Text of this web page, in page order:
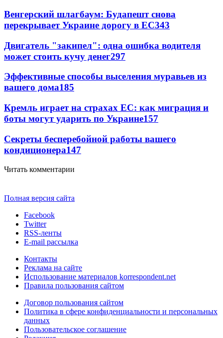
Венгерский шлагбаум: Будапешт снова
перекрывает Украине дорогу в ЕС343
Двигатель "закипел": одна ошибка водителя
может стоить кучу денег297
Эффективные способы выселения муравьев из
вашего дома185
Кремль играет на страхах ЕС: как миграция и
боты могут ударить по Украине157
Секреты бесперебойной работы вашего
кондиционера147
Читать комментарии
Полная версия сайта
Facebook
Twitter
RSS-ленты
E-mail рассылка
Контакты
Реклама на сайте
Использование материалов korrespondent.net
Правила пользования сайтом
Договор пользования сайтом
Политика в сфере конфиденциальности и персональных
данных
Пользовательское соглашение